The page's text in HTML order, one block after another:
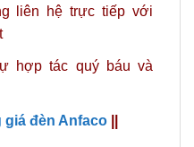
liên hệ trực tiếp với
hợp tác quý báu và
giá đèn Anfaco